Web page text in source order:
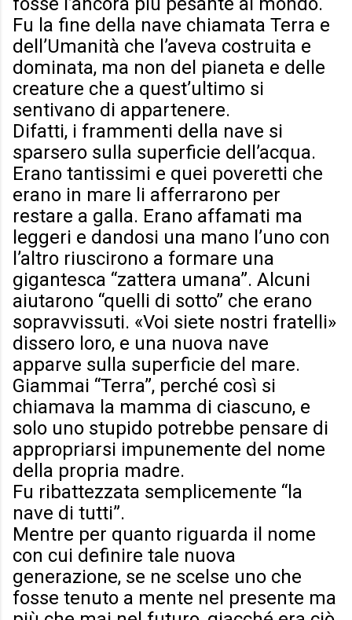
Fu la fine della nave chiamata Terra e
dell’Umanità che l’aveva costruita e
dominata, ma non del pianeta e delle
creature che a quest’ultimo si
sentivano di appartenere.
Difatti, i frammenti della nave si
sparsero sulla superficie dell’acqua.
Erano tantissimi e quei poveretti che
erano in mare li afferrarono per
restare a galla. Erano affamati ma
leggeri e dandosi una mano l’uno con
l’altro riuscirono a formare una
gigantesca “zattera umana”. Alcuni
aiutarono “quelli di sotto” che erano
sopravvissuti. «Voi siete nostri fratelli»
dissero loro, e una nuova nave
apparve sulla superficie del mare.
Giammai “Terra”, perché così si
chiamava la mamma di ciascuno, e
solo uno stupido potrebbe pensare di
appropriarsi impunemente del nome
della propria madre.
Fu ribattezzata semplicemente “la
nave di tutti”.
Mentre per quanto riguarda il nome
con cui definire tale nuova
generazione, se ne scelse uno che
fosse tenuto a mente nel presente ma